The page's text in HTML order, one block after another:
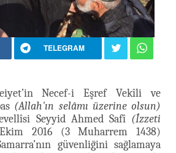
TELEGRAM
Necef-i Eşref Vekîli ve
(Allah'ın selâmı üzerine olsun)
Seyyid Ahmed Safî (İzzeti
2016 (3 Muharrem 1438)
güvenliğini sağlamaya